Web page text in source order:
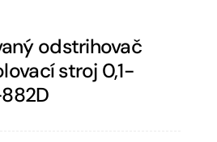
odstrihovač
stroj 0,1-